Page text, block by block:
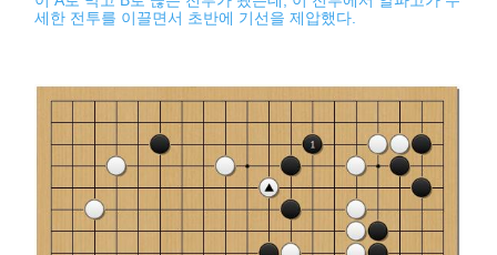
세한 전투를 이끌면서 초반에 기선을 제압했다.